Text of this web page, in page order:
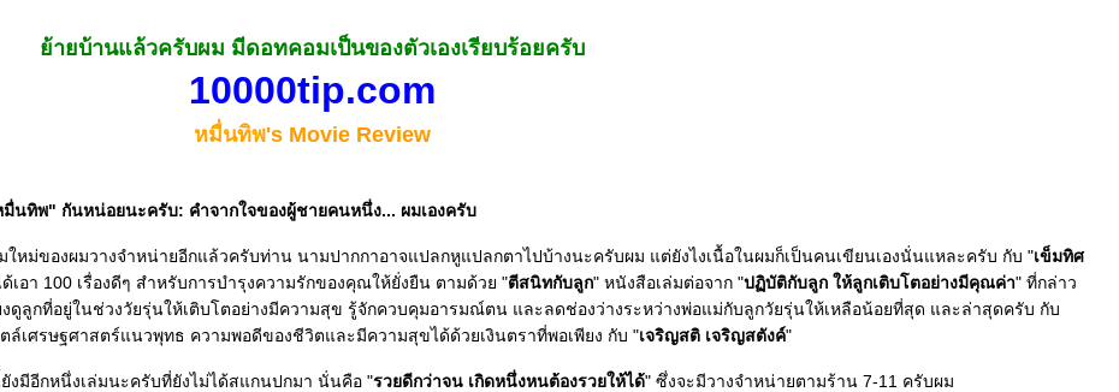
้ายบ้านแล้วครับผม มีดอทคอมเป็นของตัวเองเรียบร้อยครับ
10000tip.com
หมื่นทิพ's Movie Review
นทิพ" กันหน่อยนะครับ: คำจากใจของผู้ชายคนหนึ่ง... ผมเองครับ
ใหม่ของผมวางจำหน่ายอีกแล้วครับท่าน นามปากกาอาจแปลกหูแปลกตาไปบ้างนะครับผม แต่ยังไงเนื้อในผมก็เป็นคนเขียนเองนั่นแหละครับ กับ "เข็มทิศ
เอา 100 เรื่องดีๆ สำหรับการบำรุงความรักของคุณให้ยั่งยืน ตามด้วย "ตีสนิทกับลูก" หนังสือเล่มต่อจาก "ปฏิบัติกับลูก ให้ลูกเติบโตอย่างมีคุณค่า" ที่กล่าว
งดูลูกที่อยู่ในช่วงวัยรุ่นให้เติบโตอย่างมีความสุข รู้จักควบคุมอารมณ์ตน และลดช่องว่างระหว่างพ่อแม่กับลูกวัยรุ่นให้เหลือน้อยที่สุด และล่าสุดครับ กับ
ล์เศรษฐศาสตร์แนวพุทธ ความพอดีของชีวิตและมีความสุขได้ด้วยเงินตราที่พอเพียง กับ "เจริญสติ เจริญสตังค์"
งมีอีกหนึ่งเล่มนะครับที่ยังไม่ได้สแกนปกมา นั่นคือ "รวยดีกว่าจน เกิดหนึ่งหนต้องรวยให้ได้" ซึ่งจะมีวางจำหน่ายตามร้าน 7-11 ครับผม